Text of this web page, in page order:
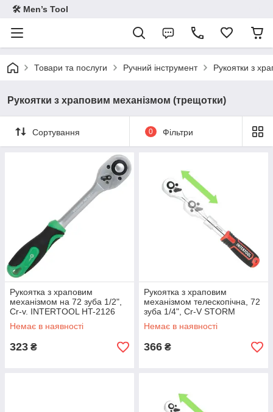
🛠 Men’s Tool
Товари та послуги Ручний інструмент Рукоятки з
Рукоятки з храповим механізмом (трещотки)
Сортування 0 Фільтри
Рукоятка з храповим
механізмом на 72 зуба 1/2",
Cr-v. INTERTOOL HT-2126
mst mst
Немає в наявності
323 ₴
Рукоятка з храповим
механізмом телескопічна, 72
зуба 1/4", Cr-V STORM
INTERTOOL ET-8004 mst mst
Немає в наявності
366 ₴